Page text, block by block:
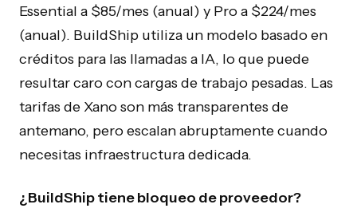
Essential a $85/mes (anual) y Pro a $224/mes
(anual). BuildShip utiliza un modelo basado en
créditos para las llamadas a IA, lo que puede
resultar caro con cargas de trabajo pesadas. Las
tarifas de Xano son más transparentes de
antemano, pero escalan abruptamente cuando
necesitas infraestructura dedicada.
¿BuildShip tiene bloqueo de proveedor?
Sobre Nosotros
Proceso
Casos de Estudio
Blog
OPERAR
Automatización IA
Agentes IA
n8n Agency
Herramientas Internas